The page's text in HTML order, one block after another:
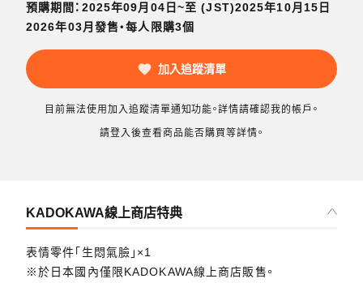
預購期間：2025年09月04日~至 (JST)2025年10月15日
2026年03月發售・每人限購3個
加入追蹤清單
目前無法使用加入追蹤清單通知功能。詳情請確認我的帳戶。
請登入後查看商品能否購買等詳情。
KADOKAWA線上商店特典
表情零件「生悶氣臉」×1
※於日本國內僅限KADOKAWA線上商店販售。